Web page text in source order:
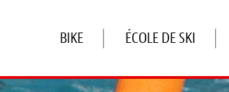
BIKE ÉCOLE DE SKI